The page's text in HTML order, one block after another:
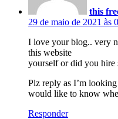
this
29 de maio de 2021 às
I love your blog.. very
this website
yourself or did you hire
Plz reply as I’m
would like to know
Responder